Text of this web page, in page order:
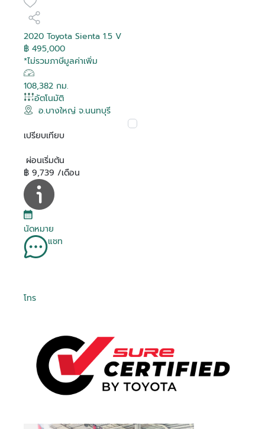
2020 Toyota Sienta 1.5 V
฿ 495,000
*ไม่รวมภาษีมูลค่าเพิ่ม
108,382 กม.
อัตโนมัติ
อ.บางใหญ่ จ.นนทบุรี
เปรียบเทียบ
ผ่อนเริ่มต้น
฿ 9,739 /เดือน
นัดหมาย
แชท
โทร